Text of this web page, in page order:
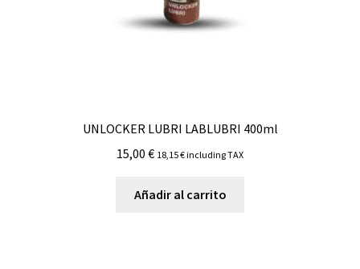
UNLOCKER LUBRI LABLUBRI 400ml
15,00 € 18,15€including TAX
Añadir al carrito